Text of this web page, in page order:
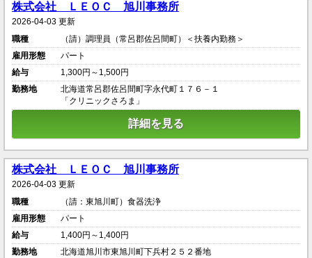
株式会社 ＬＥＯＣ 旭川事務所
2026-04-03 更新
職種
（請）調理員（常呂郡佐呂間町）＜扶養内勤務＞
雇用形態
パート
給与
1,300円～1,500円
勤務地
北海道常呂郡佐呂間町字永代町１７６－１
「クリニックさろま」
詳細を見る
株式会社 ＬＥＯＣ 旭川事務所
2026-04-03 更新
職種
（請：東旭川町）食器洗浄
雇用形態
パート
給与
1,400円～1,400円
勤務地
北海道旭川市東旭川町下兵村２５２番地